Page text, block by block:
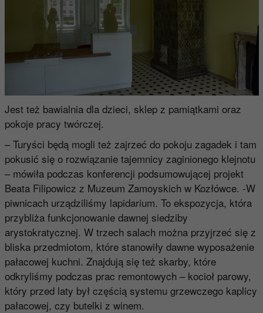
Jest też bawialnia dla dzieci, sklep z pamiątkami oraz
pokoje pracy twórczej.
– Turyści będą mogli też zajrzeć do pokoju zagadek i tam
pokusić się o rozwiązanie tajemnicy zaginionego klejnotu
– mówiła podczas konferencji podsumowującej projekt
Beata Filipowicz z Muzeum Zamoyskich w Kozłówce. -W
piwnicach urządziliśmy lapidarium. To ekspozycja, która
przybliża funkcjonowanie dawnej siedziby
arystokratycznej. W trzech salach można przyjrzeć się z
bliska przedmiotom, które stanowiły dawne wyposażenie
pałacowej kuchni. Znajdują się też skarby, które
odkryliśmy podczas prac remontowych – kocioł parowy,
który przed laty był częścią systemu grzewczego kaplicy
pałacowej, czy butelki z winem.